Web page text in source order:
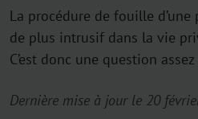
La procédure de fouille d’une
de plus intrusif dans la vie
C’est donc une question
Dernière mise à jour le 20